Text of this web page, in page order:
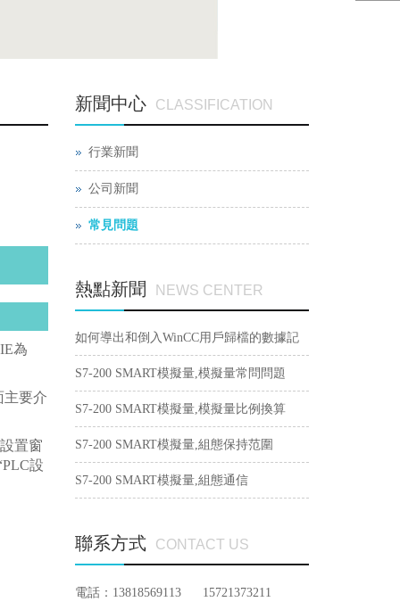
為
主要介
置窗
設
新聞中心 CLASSIFICATION
行業新聞
公司新聞
常見問題
熱點新聞 NEWS CENTER
如何導出和倒入WinCC用戶歸檔的數據記
錄？
S7-200 SMART模擬量,模擬量常問問題
S7-200 SMART模擬量,模擬量比例換算
S7-200 SMART模擬量,組態保持范圍
S7-200 SMART模擬量,組態通信
聯系方式 CONTACT US
電話：13818569113 15721373211